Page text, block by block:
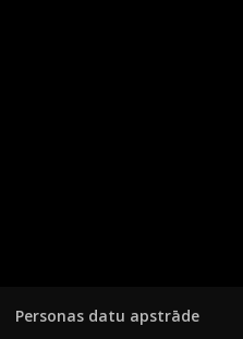
Personas datu apstrāde